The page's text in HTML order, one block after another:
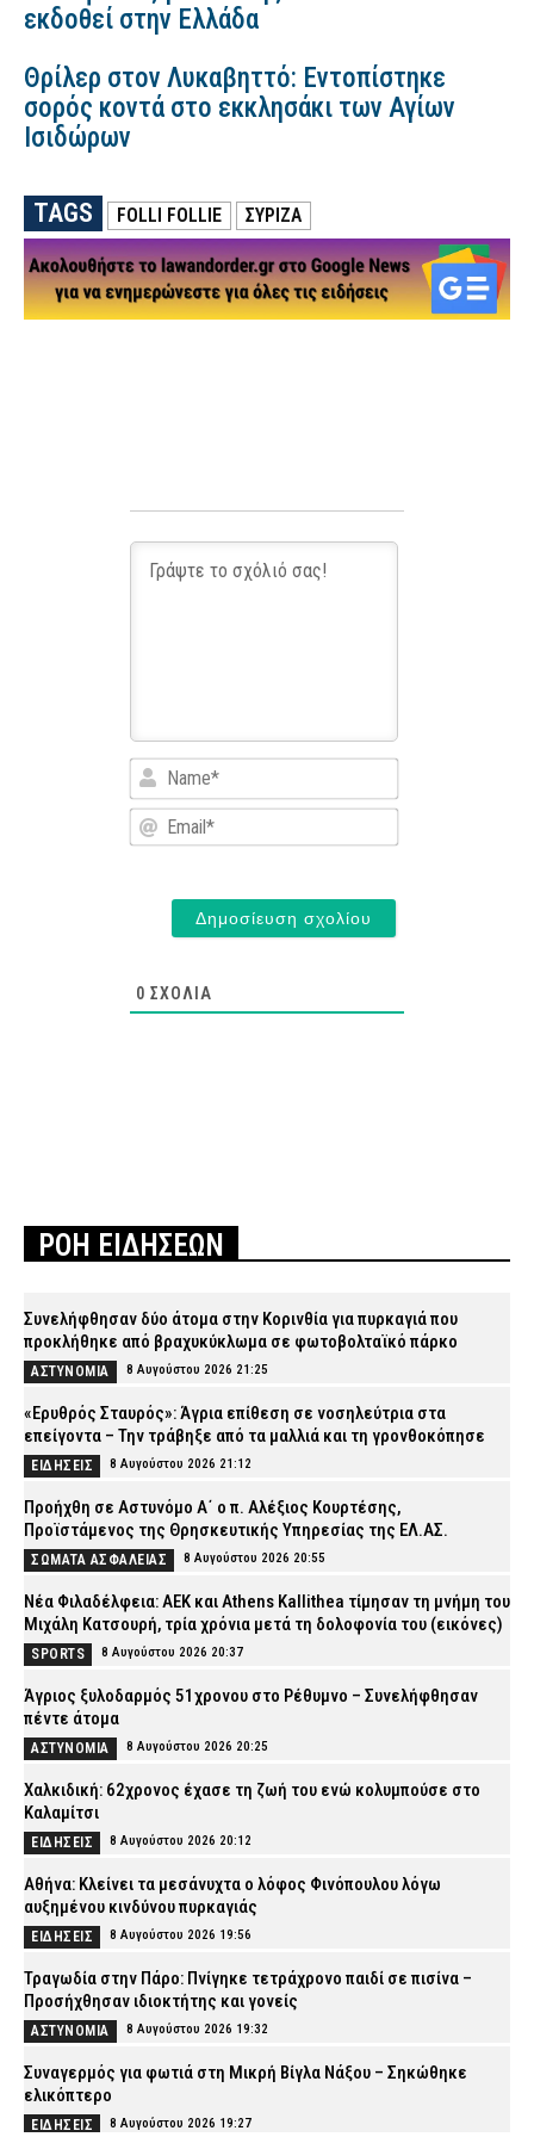
εκδοθεί στην Ελλάδα
Θρίλερ στον Λυκαβηττό: Εντοπίστηκε
σορός κοντά στο εκκλησάκι των Αγίων
Ισιδώρων
TAGS FOLLI FOLLIE ΣΥΡΙΖΑ
Name*
Email*
0 ΣΧΌΛΙΑ
ΡΟΗ ΕΙΔΗΣΕΩΝ
Συνελήφθησαν δύο άτομα στην Κορινθία για πυρκαγιά που
προκλήθηκε από βραχυκύκλωμα σε φωτοβολταϊκό πάρκο
ΑΣΤΥΝΟΜΙΑ 8 Αυγούστου 2026 21:25
«Ερυθρός Σταυρός»: Άγρια επίθεση σε νοσηλεύτρια στα
επείγοντα – Την τράβηξε από τα μαλλιά και τη γρονθοκόπησε
ΕΙΔΗΣΕΙΣ 8 Αυγούστου 2026 21:12
Προήχθη σε Αστυνόμο Α΄ ο π. Αλέξιος Κουρτέσης,
Προϊστάμενος της Θρησκευτικής Υπηρεσίας της ΕΛ.ΑΣ.
ΣΩΜΑΤΑ ΑΣΦΑΛΕΙΑΣ 8 Αυγούστου 2026 20:55
Νέα Φιλαδέλφεια: ΑΕΚ και Athens Kallithea τίμησαν τη μνήμη του
Μιχάλη Κατσουρή, τρία χρόνια μετά τη δολοφονία του (εικόνες)
SPORTS 8 Αυγούστου 2026 20:37
Άγριος ξυλοδαρμός 51χρονου στο Ρέθυμνο – Συνελήφθησαν
πέντε άτομα
ΑΣΤΥΝΟΜΙΑ 8 Αυγούστου 2026 20:25
Χαλκιδική: 62χρονος έχασε τη ζωή του ενώ κολυμπούσε στο
Καλαμίτσι
ΕΙΔΗΣΕΙΣ 8 Αυγούστου 2026 20:12
Αθήνα: Κλείνει τα μεσάνυχτα ο λόφος Φινόπουλου λόγω
αυξημένου κινδύνου πυρκαγιάς
ΕΙΔΗΣΕΙΣ 8 Αυγούστου 2026 19:56
Τραγωδία στην Πάρο: Πνίγηκε τετράχρονο παιδί σε πισίνα –
Προσήχθησαν ιδιοκτήτης και γονείς
ΑΣΤΥΝΟΜΙΑ 8 Αυγούστου 2026 19:32
Συναγερμός για φωτιά στη Μικρή Βίγλα Νάξου – Σηκώθηκε
ελικόπτερο
ΕΙΔΗΣΕΙΣ 8 Αυγούστου 2026 19:27